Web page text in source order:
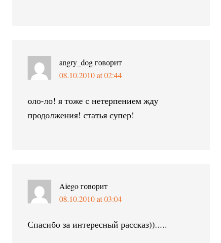
angry_dog говорит
08.10.2010 at 02:44
оло-ло! я тоже с нетерпением жду
продолжения! статья супер!
Aiego говорит
08.10.2010 at 03:04
Спасибо за интересный рассказ)).....